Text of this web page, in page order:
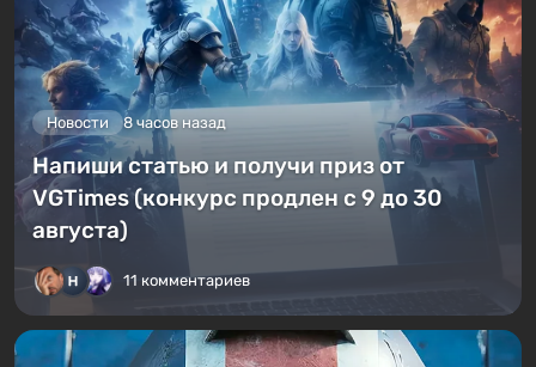
Новости 8 часов назад
Напиши статью и получи приз от
VGTimes (конкурс продлен с 9 до 30
августа)
11 комментариев